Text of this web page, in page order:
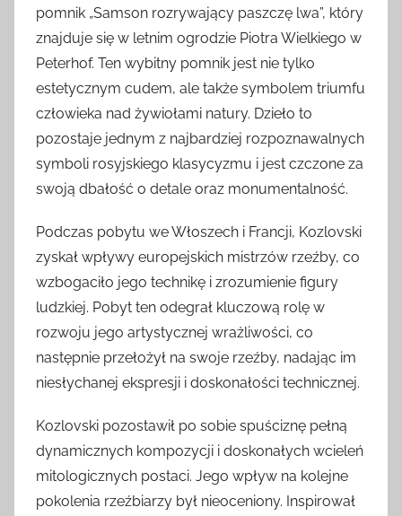
pomnik „Samson rozrywający paszczę lwa”, który
znajduje się w letnim ogrodzie Piotra Wielkiego w
Peterhof. Ten wybitny pomnik jest nie tylko
estetycznym cudem, ale także symbolem triumfu
człowieka nad żywiołami natury. Dzieło to
pozostaje jednym z najbardziej rozpoznawalnych
symboli rosyjskiego klasycyzmu i jest czczone za
swoją dbałość o detale oraz monumentalność.
Podczas pobytu we Włoszech i Francji, Kozlovski
zyskał wpływy europejskich mistrzów rzeźby, co
wzbogaciło jego technikę i zrozumienie figury
ludzkiej. Pobyt ten odegrał kluczową rolę w
rozwoju jego artystycznej wrażliwości, co
następnie przełożył na swoje rzeźby, nadając im
niesłychanej ekspresji i doskonałości technicznej.
Kozlovski pozostawił po sobie spuściznę pełną
dynamicznych kompozycji i doskonałych wcieleń
mitologicznych postaci. Jego wpływ na kolejne
pokolenia rzeźbiarzy był nieoceniony. Inspirował